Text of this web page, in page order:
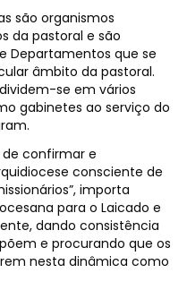
são organismos
da pastoral e são
Departamentos que se
âmbito da pastoral.
se em vários
gabinetes ao serviço do
de confirmar e
consciente de
importa
para o Laicado e
dando consistência
e procurando que os
nesta dinâmica como